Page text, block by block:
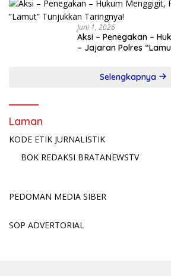
Juni 1, 2026
Aksi – Penegakan –
– Jajaran Polres
Selengkapnya
Laman
KODE ETIK JURNALISTIK
BOK REDAKSI BRATANEWSTV
PEDOMAN MEDIA SIBER
SOP ADVERTORIAL